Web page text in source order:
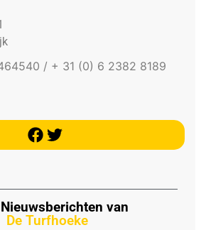
/ + 31 (0) 6 2382 8189
van
De Turfhoeke